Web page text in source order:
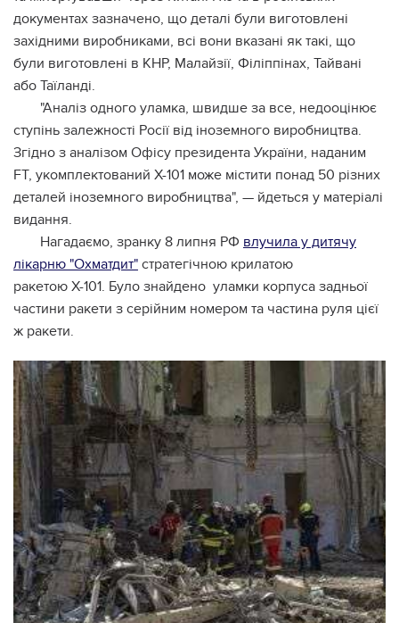
документах зазначено, що деталі були виготовлені
західними виробниками, всі вони вказані як такі, що
були виготовлені в КНР, Малайзії, Філіппінах, Тайвані
або Таїланді.
"Аналіз одного уламка, швидше за все, недооцінює
ступінь залежності Росії від іноземного виробництва.
Згідно з аналізом Офісу президента України, наданим
FT, укомплектований Х-101 може містити понад 50 різних
деталей іноземного виробництва", — йдеться у матеріалі
видання.
Нагадаємо, зранку 8 липня РФ влучила у дитячу
лікарню "Охматдит" стратегічною крилатою
ракетою Х-101. Було знайдено уламки корпуса задньої
частини ракети з серійним номером та частина руля цієї
ж ракети.